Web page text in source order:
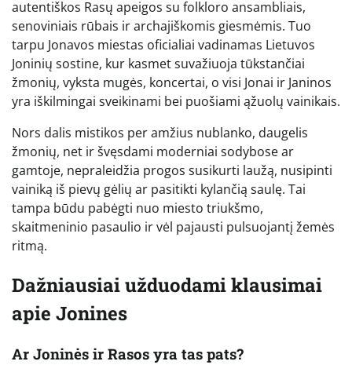
autentiškos Rasų apeigos su folkloro ansambliais,
senoviniais rūbais ir archajiškomis giesmėmis. Tuo
tarpu Jonavos miestas oficialiai vadinamas Lietuvos
Joninių sostine, kur kasmet suvažiuoja tūkstančiai
žmonių, vyksta mugės, koncertai, o visi Jonai ir Janinos
yra iškilmingai sveikinami bei puošiami ąžuolų vainikais.
Nors dalis mistikos per amžius nublanko, daugelis
žmonių, net ir švęsdami moderniai sodybose ar
gamtoje, nepraleidžia progos susikurti laužą, nusipinti
vainiką iš pievų gėlių ar pasitikti kylančią saulę. Tai
tampa būdu pabėgti nuo miesto triukšmo,
skaitmeninio pasaulio ir vėl pajausti pulsuojantį žemės
ritmą.
Dažniausiai užduodami klausimai
apie Jonines
Ar Joninės ir Rasos yra tas pats?